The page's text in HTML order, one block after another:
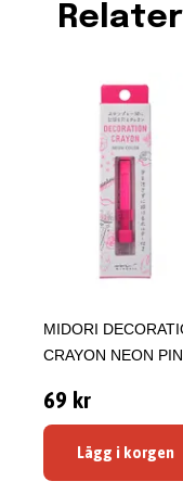
MIDORI
CRAYON NEON
69 kr
Lägg i korgen